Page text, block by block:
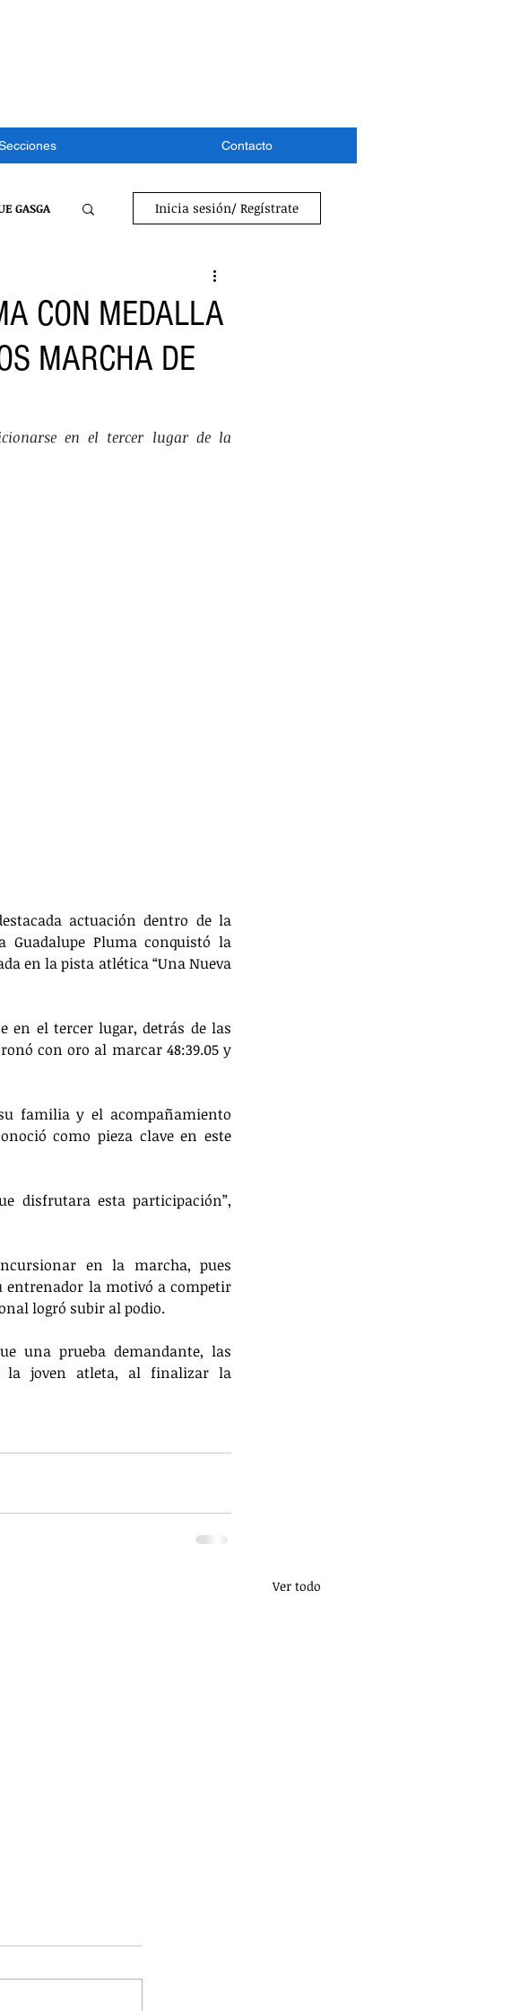
Contacto
GASGA Inicia sesión/ Regístrate
CON MEDALLA
MARCHA DE
en el tercer lugar de la
actuación dentro de la
Guadalupe Pluma conquistó la
en la pista atlética “Una Nueva
en el tercer lugar, detrás de las
con oro al marcar 48:39.05 y
familia y el acompañamiento
como pieza clave en este
disfrutara esta participación”,
en la marcha, pues
entrenador la motivó a competir
logró subir al podio.
una prueba demandante, las
la joven atleta, al finalizar la
Ver todo